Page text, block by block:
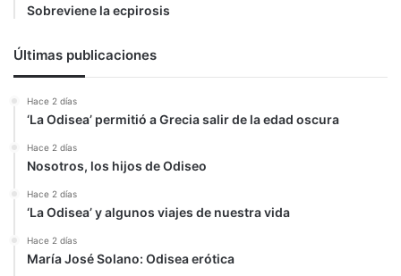
Sobreviene la ecpirosis
Últimas publicaciones
Hace 2 días
‘La Odisea’ permitió a Grecia salir de la edad oscura
Hace 2 días
Nosotros, los hijos de Odiseo
Hace 2 días
‘La Odisea’ y algunos viajes de nuestra vida
Hace 2 días
María José Solano: Odisea erótica